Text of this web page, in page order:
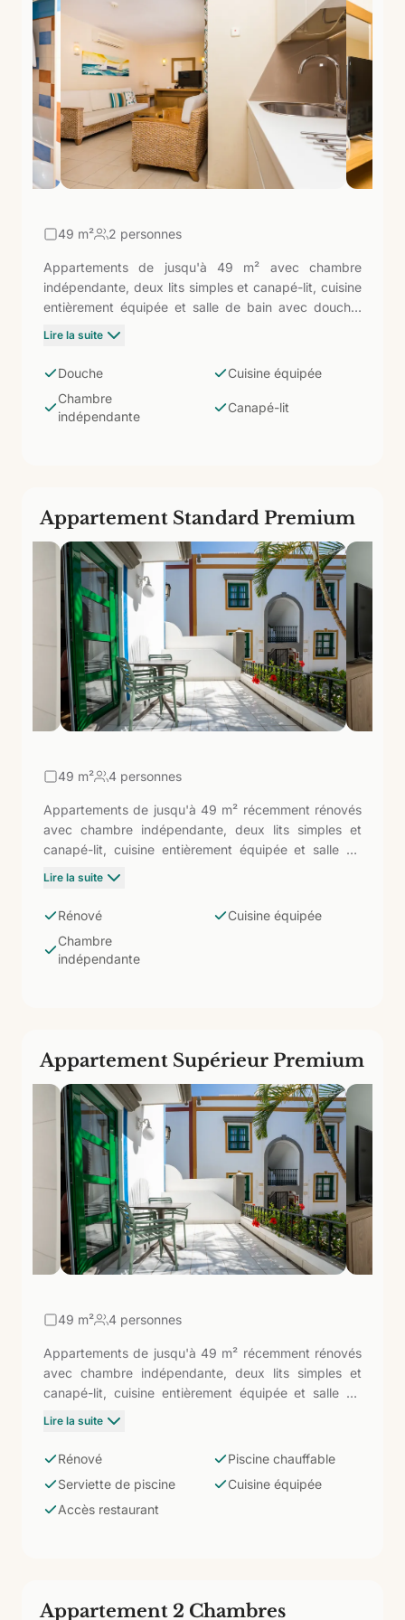
de la côte et des sorties pour l'observation des
cétacés partent du port. Un hébergement avec
personnalité dans le coin le plus photogénique de
Gran Canaria.
49 m² 2 personnes
Appartements de jusqu'à 49 m² avec chambre
indépendante, deux lits simples et canapé-lit, cuisine
entièrement équipée et salle de bain avec douche.
découvrir l'un des coins les plus charmants du sud-
propre et de l'espace pour deux personnes.
Lire la suite
Douche
Cuisine équipée
Chambre
indépendante
Canapé-lit
Appartement Standard Premium
49 m² 4 personnes
Appartements de jusqu'à 49 m² récemment rénovés
avec chambre indépendante, deux lits simples et
canapé-lit, cuisine entièrement équipée et salle de
finitions mises à jour (sols, carrelages et mobilier) sur
esthétique supérieur.
Lire la suite
Rénové
Cuisine équipée
Chambre
indépendante
Appartement Supérieur Premium
49 m² 4 personnes
Appartements de jusqu'à 49 m² récemment rénovés
avec chambre indépendante, deux lits simples et
canapé-lit, cuisine entièrement équipée et salle de
de l'accès aux services de l'hôtel fait de cette
installations mises à jour, piscine chauffable et
restaurant disponible sans quitter l'enceinte.
Lire la suite
Rénové
Piscine chauffable
Serviette de piscine
Cuisine équipée
Accès restaurant
Appartement 2 Chambres